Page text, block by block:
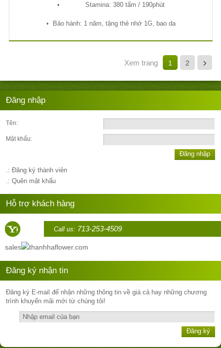
• Stamina: 380 tấm / 190phút
• Bảo hành: 1 năm, tặng thẻnhớ 1G, bao da
1 2 ›
Xem trang
Đăng nhập
Tên:
Mật khẩu:
Đăng nhập
.: Đăng ký thành viên
.: Quên mật khẩu
Hỗ trợ khách hàng
Call us: 713-253-4509
sales thanhhaflower.com
Đăng ký nhận tin
Đăng ký E-mail để nhận những thông tin về giá cả hay những chương
trình khuyến mãi mới từ chúng tôi!
Đăng ký